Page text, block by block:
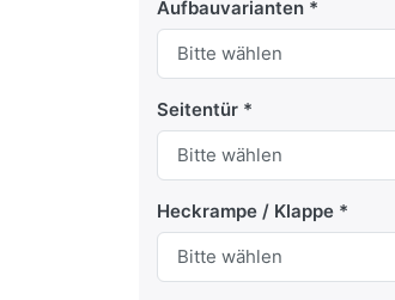
Aufbauvarianten
Seitentür
Heckrampe / Klappe